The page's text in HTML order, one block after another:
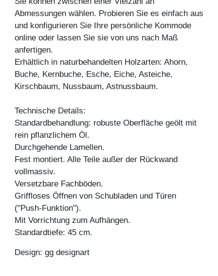
Abmessungen wählen. Probieren Sie es einfach aus
und konfigurieren Sie Ihre persönliche Kommode
online oder lassen Sie sie von uns nach Maß
anfertigen.
Erhältlich in naturbehandelten Holzarten: Ahorn,
Buche, Kernbuche, Esche, Eiche, Asteiche,
Kirschbaum, Nussbaum, Astnussbaum.
Technische Details:
Standardbehandlung: robuste Oberfläche geölt mit
rein pflanzlichem Öl.
Durchgehende Lamellen.
Fest montiert. Alle Teile außer der Rückwand
vollmassiv.
Versetzbare Fachböden.
Griffloses Öffnen von Schubladen und Türen
("Push-Funktion").
Mit Vorrichtung zum Aufhängen.
Standardtiefe: 45 cm.
Design: gg designart